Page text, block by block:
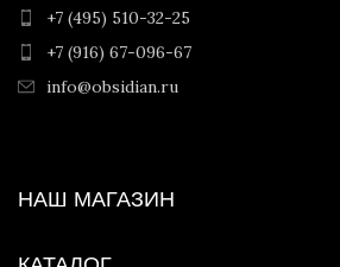
+7 (495) 510-32-25
+7 (916) 67-096-67
info@obsidian.ru
НАШ МАГАЗИН